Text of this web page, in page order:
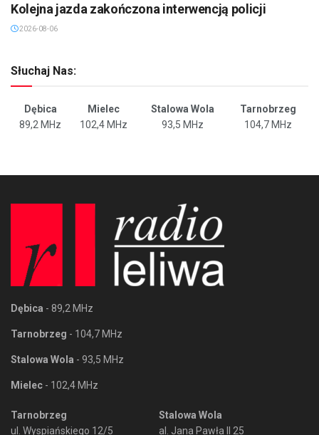
Kolejna jazda zakończona interwencją policji
2026-08-06
Słuchaj Nas:
Dębica Mielec Stalowa Wola
Tarnobrzeg
89,2 MHz
102,4 MHz 93,5 MHz 104,7 MHz
Dębica - 89,2 MHz
Tarnobrzeg - 104,7 MHz
Stalowa Wola - 93,5 MHz
Mielec - 102,4 MHz
Tarnobrzeg
ul. Wyspiańskiego 12/5
Stalowa Wola
al. Jana Pawła II 25